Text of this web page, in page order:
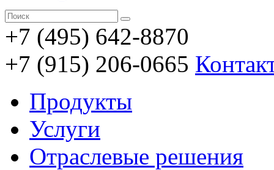
+7 (495) 642-8870
+7 (915) 206-0665
Продукты
Услуги
Отраслевые решения